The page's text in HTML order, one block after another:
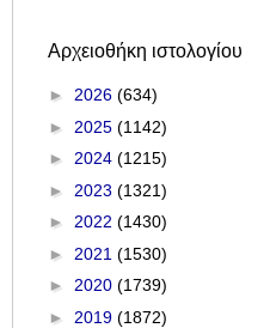
Αρχειοθήκη ιστολογίου
► 2026 (634)
► 2025 (1142)
► 2024 (1215)
► 2023 (1321)
► 2022 (1430)
► 2021 (1530)
► 2020 (1739)
► 2019 (1872)